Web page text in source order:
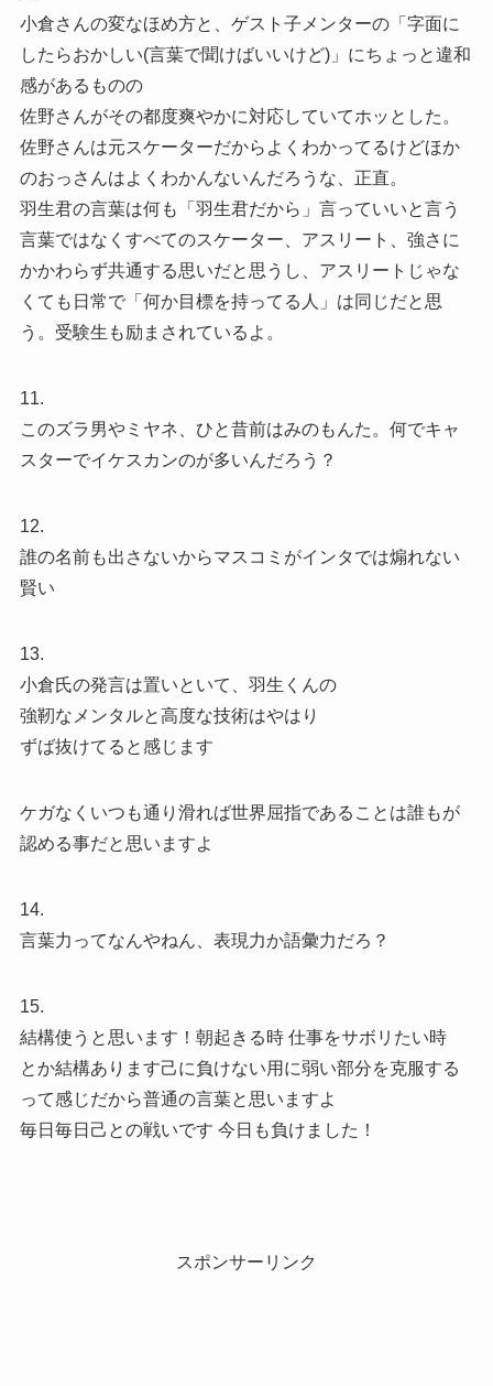
小倉さんの変なほめ方と、ゲスト子メンターの「字面に
したらおかしい(言葉で聞けばいいけど)」にちょっと違和
感があるものの
佐野さんがその都度爽やかに対応していてホッとした。
佐野さんは元スケーターだからよくわかってるけどほか
のおっさんはよくわかんないんだろうな、正直。
羽生君の言葉は何も「羽生君だから」言っていいと言う
言葉ではなくすべてのスケーター、アスリート、強さに
かかわらず共通する思いだと思うし、アスリートじゃな
くても日常で「何か目標を持ってる人」は同じだと思
う。受験生も励まされているよ。
11.
このズラ男やミヤネ、ひと昔前はみのもんた。何でキャ
スターでイケスカンのが多いんだろう？
12.
誰の名前も出さないからマスコミがインタでは煽れない
賢い
13.
小倉氏の発言は置いといて、羽生くんの
強靭なメンタルと高度な技術はやはり
ずば抜けてると感じます
ケガなくいつも通り滑れば世界屈指であることは誰もが
認める事だと思いますよ
14.
言葉力ってなんやねん、表現力か語彙力だろ？
15.
結構使うと思います！朝起きる時 仕事をサボリたい時
とか結構あります己に負けない用に弱い部分を克服する
って感じだから普通の言葉と思いますよ
毎日毎日己との戦いです 今日も負けました！
スポンサーリンク